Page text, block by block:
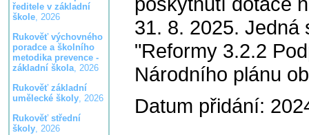
ředitele v základní
škole, 2026
Rukověť výchovného
poradce a školního
metodika prevence -
základní škola, 2026
Rukověť základní
umělecké školy, 2026
Rukověť střední
školy, 2026
31. 8. 2025. Jedná
"Reformy 3.2.2
Národního plánu
Datum přidání: